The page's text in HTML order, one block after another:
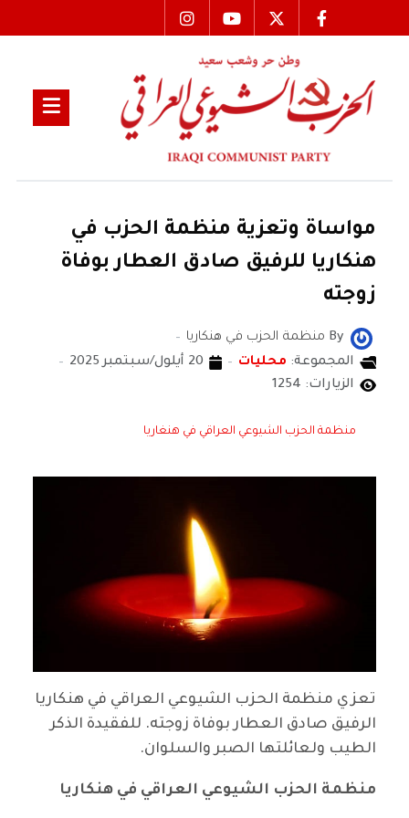
مواساة وتعزية منظمة الحزب في
هنكاريا للرفيق صادق العطار بوفاة
زوجته
By منظمة الحزب في هنكاريا
المجموعة: محليات
20 أيلول/سبتمبر 2025
الزيارات: 1254
منظمة الحزب الشيوعي العراقي في هنغاريا
تعزي منظمة الحزب الشيوعي العراقي في هنكاريا
الرفيق صادق العطار بوفاة زوجته. للفقيدة الذكر
الطيب ولعائلتها الصبر والسلوان.
منظمة الحزب الشيوعي العراقي في هنكاريا